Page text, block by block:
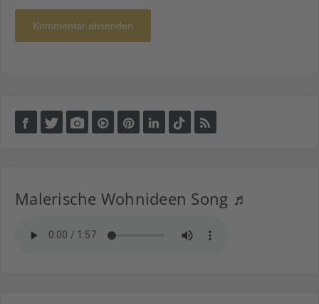
Kommentar absenden
Malerische Wohnideen Song ♬